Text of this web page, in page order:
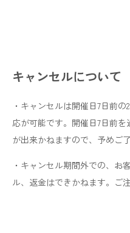
キャンセルについて
・キャンセルは開催日7日前
応が可能です。開催日7日前
が出来かねますので、予めご
・キャンセル期間外での、お
ル、返金はできかねます。ご